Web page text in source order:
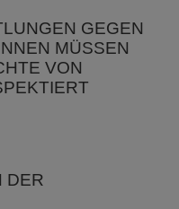
GEGEN
MÜSSEN
VON
DER